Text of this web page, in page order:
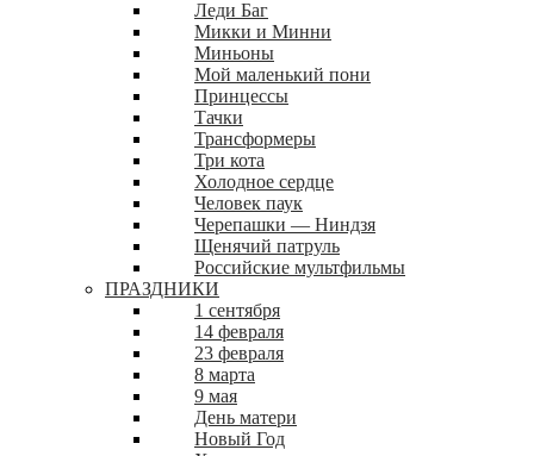
Леди Баг
Микки и Минни
Миньоны
Мой маленький пони
Принцессы
Тачки
Трансформеры
Три кота
Холодное сердце
Человек паук
Черепашки — Ниндзя
Щенячий патруль
Российские мультфильмы
ПРАЗДНИКИ
1 сентября
14 февраля
23 февраля
8 марта
9 мая
День матери
Новый Год